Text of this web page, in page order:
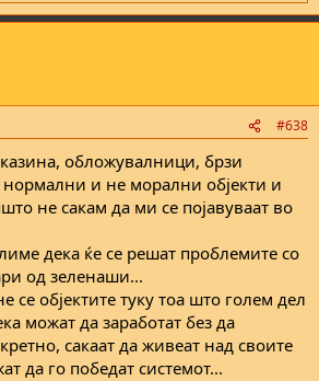
#638
обложувалници, брзи
нормални и не морални објекти и
не сакам да ми се појавуваат во
дека ќе се решат проблемите со
од зеленаши...
се објектите туку тоа што голем дел
можат да заработат без да
сакаат да живеат над своите
да го победат системот...